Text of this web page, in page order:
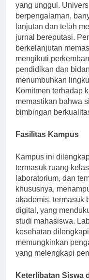
yang unggul.
berpengalaman,
lanjutan dan telah
jurnal bereputasi.
berkelanjutan
mengikuti
pendidikan dan
menumbuhkan
Komitmen terhadap
memastikan bahwa
bimbingan
Fasilitas Kampus
Kampus ini
termasuk ruang
laboratorium, dan
khususnya,
akademis, termasuk
digital, yang
studi mahasiswa.
kesehatan
memungkinkan
yang melengkapi
Keterlibatan Siswa